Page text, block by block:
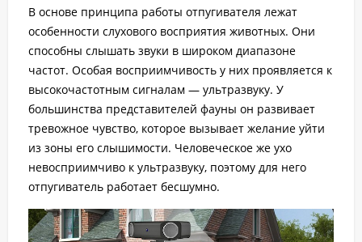
В основе принципа работы отпугивателя лежат
особенности слухового восприятия животных. Они
способны слышать звуки в широком диапазоне
частот. Особая восприимчивость у них проявляется к
высокочастотным сигналам — ультразвуку. У
большинства представителей фауны он развивает
тревожное чувство, которое вызывает желание уйти
из зоны его слышимости. Человеческое же ухо
невосприимчиво к ультразвуку, поэтому для него
отпугиватель работает бесшумно.